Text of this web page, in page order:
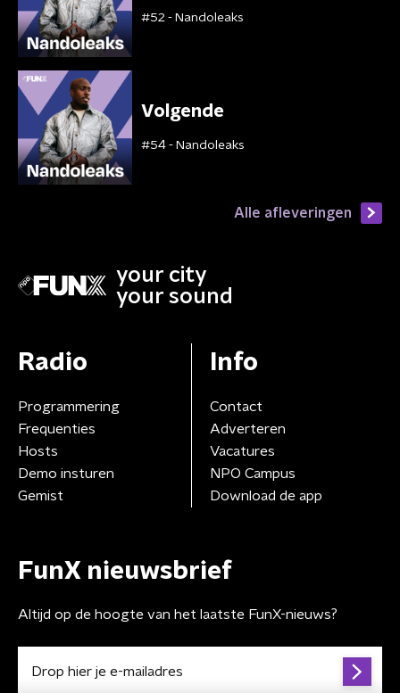
#52 - Nandoleaks
Volgende
#54 - Nandoleaks
Alle afleveringen
your city
your sound
Radio
Programmering
Frequenties
Hosts
Demo insturen
Gemist
Info
Contact
Adverteren
Vacatures
NPO Campus
Download de app
FunX nieuwsbrief
Altijd op de hoogte van het laatste FunX-nieuws?